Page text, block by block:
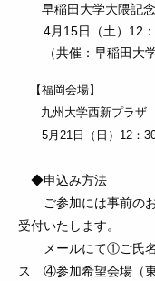
早稲田大学大隈記
4月15日（土）12：
（共催：早稲田大学
【福岡会場】
九州大学西新プラザ
5月21日（日）12：30
◆申込み方法
ご参加には事前のお
受付いたします。
メールにて①ご氏名
ス ④参加希望会場（東